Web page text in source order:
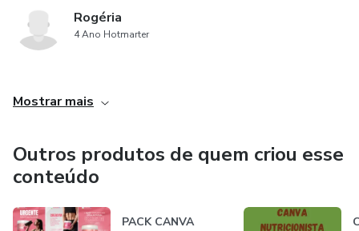
Rogéria
4 Ano Hotmarter
Mostrar mais
Outros produtos de quem criou esse
conteúdo
PACK CANVA